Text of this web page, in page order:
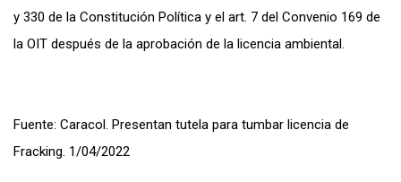
y 330 de la Constitución Política y el art. 7 del Convenio 169 de
la OIT después de la aprobación de la licencia ambiental.
Fuente: Caracol. Presentan tutela para tumbar licencia de
Fracking. 1/04/2022